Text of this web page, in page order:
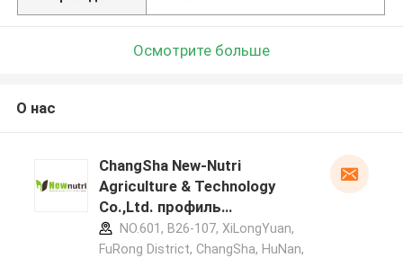
Осмотрите больше
О нас
ChangSha New-Nutri
Agriculture & Technology
Co.,Ltd. профиль
производителя
NO.601, B26-107, XiLongYuan,
FuRong District, ChangSha, HuNan,